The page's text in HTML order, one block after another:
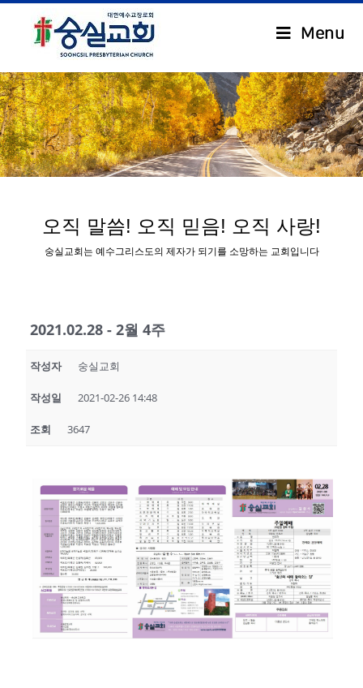
Menu
.
오직 말씀! 오직 믿음! 오직 사랑!
숭실교회는 예수그리스도의 제자가 되기를 소망하는 교회입니다
2021.02.28 - 2월 4주
작성자 숭실교회
작성일 2021-02-26 14:48
조회 3647